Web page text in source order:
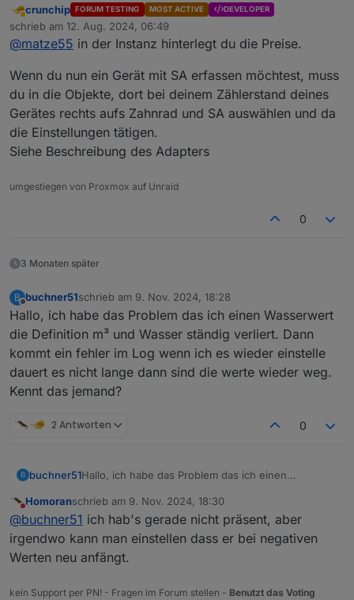
Saxhe das man dort Strompreis berechnen kann. Nur
meine Frage ist was muss ich eintragen...bzw.
aktivieren?
Ich habe eine Tasmota Nous A1T.
Meine Fragen sind:
Was muss in der Instanz aktiviert, eingetragen
Steckdose heraus zu bekommen.
Vieleicht hat da ja schon einer von euch sie schon
intergriert.
Danke erst mal im vooraus...lg
Abwesend
crunchip FORUM TESTING MOST ACTIVE DEVELOPER
schrieb am 12. Aug. 2024, 06:49
zuletzt editiert von
@matze55 in der Instanz hinterlegt du die Preise.
Wenn du nun ein Gerät mit SA erfassen möchtest, muss
du in die Objekte, dort bei deinem Zählerstand deines
Gerätes rechts aufs Zahnrad und SA auswählen und da
die Einstellungen tätigen.
Siehe Beschreibung des Adapters
umgestiegen von Proxmox auf Unraid
0
3 Monaten später
B
Offline
buchner51schrieb am 9. Nov. 2024, 18:28
zuletzt editiert von
Hallo, ich habe das Problem das ich einen Wasserwert
die Definition m³ und Wasser ständig verliert. Dann
kommt ein fehler im Log wenn ich es wieder einstelle
dauert es nicht lange dann sind die werte wieder weg.
Kennt das jemand?
2 Antworten 0
B buchner51Hallo, ich habe das Problem das ich einen
verliert. Dann kommt ein fehler im Log wenn ich es
wieder einstelle dauert es nicht lange dann sind die
werte wieder weg. Kennt das jemand?
Nicht stören
Homoranschrieb am 9. Nov. 2024, 18:30
zuletzt editiert von
@buchner51 ich hab's gerade nicht präsent, aber
irgendwo kann man einstellen dass er bei negativen
Werten neu anfängt.
kein Support per PN! - Fragen im Forum stellen - Benutzt das Voting